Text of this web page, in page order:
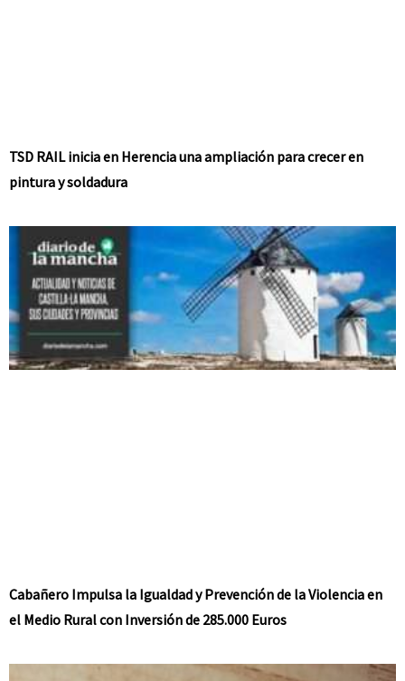
TSD RAIL inicia en Herencia una ampliación para crecer en
pintura y soldadura
Cabañero Impulsa la Igualdad y Prevención de la Violencia en
el Medio Rural con Inversión de 285.000 Euros